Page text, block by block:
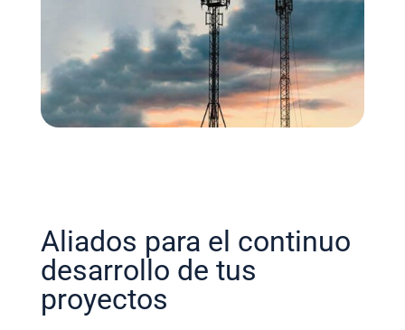
Aliados para el continuo
desarrollo de tus
proyectos